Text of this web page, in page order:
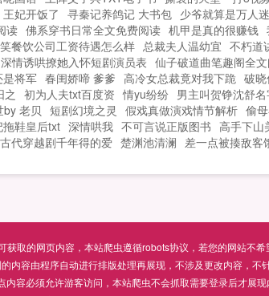
王妃开饭了 寻秦记养鸽记 大书包 少爷就算是万人
读 佛系穿书日常全文免费阅读 机甲是真的很赚钱
餐饮公司工资待遇怎么样 总裁夫人温幼宜 不朽道
深情诱哄撩她入怀短剧演员表 仙子破道曲笔趣阁全
将军 春闺娇啼 爹爹 高冷女总裁竟对我下跪 破
之 初为人夫txt百度资 情yu纷纷 男主叫贺铮沈舒
老贝 短剧幻境之灵 假戏真做演戏情节解析 偷
拖鞋皇后txt 深情哄我 不可言说正版图书 高手下山
古代穿越剧千年得的爱 楚渊池清澜 差一点被揍敌客
取的网页内容，本站爬虫遵循robots协议，若您的网站不
内容由程序自动进行排版处理再展现，不涉及更改内容，不
容必须允许游客访问，本站爬虫不会抓取需要登录后才展